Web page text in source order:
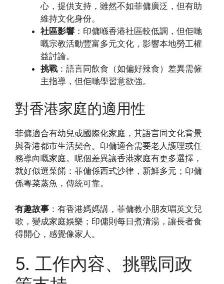
心，提供支持，雖然不如菲傭廣泛，但有助
維持文化身份。
社區影響 ：印傭喺香港社區較低調，但佢哋
嘅宗教活動豐富多元文化，影響本地勞工權
益討論。
挑戰 ：語言同飲食（如偏好辣食）差異需僱
主指導，但佢哋學習意欲強。
對香港家庭的適用性
菲傭適合有幼兒或國際化家庭，其語言同文化背景
與香港都市生活契合。印傭適合需要老人護理或任
務導向嘅家庭。呢個差異讓香港家庭有更多選擇，
就好似選菜餚：菲傭係西式沙律，新鮮多元；印傭
係粵菜蒸魚，傳統可靠。
有趣故事 ：有香港媽媽講，菲傭教小朋友唱英文兒
歌，變成家庭娛樂；印傭則每日煮清湯，讓長者食
得開心，感覺像家人。
5. 工作內容、挑戰同政